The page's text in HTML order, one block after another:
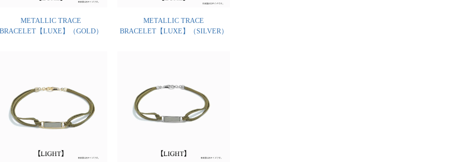
METALLIC TRACE
【LUXE】（GOLD）
METALLIC TRACE
BRACELET【LUXE】（SILVER）